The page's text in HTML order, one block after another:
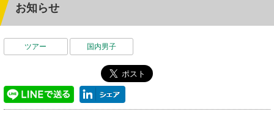
お知らせ
ツアー 国内男子